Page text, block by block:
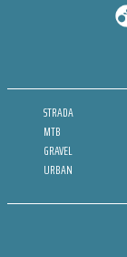
STRADA
MTB
GRAVEL
URBAN